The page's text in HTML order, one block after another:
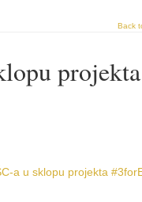
Back
projekta